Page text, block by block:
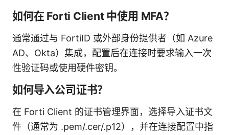
如何在 Forti Client 中使用 MFA？
通常通过与 FortiID 或外部身份提供者（如 Azure
AD、Okta）集成，配置后在连接时要求输入一次
性验证码或使用硬件密钥。
如何导入公司证书？
在 Forti Client 的证书管理界面，选择导入证书文
件（通常为 .pem/.cer/.p12），并在连接配置中指